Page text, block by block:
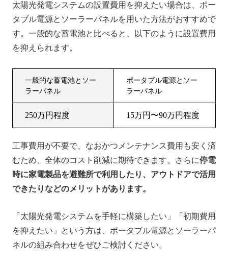
太陽光発電システムの設置費用を抑えたい場合は、ポー
タブル電源とソーラーパネルを用いた方法がおすすめで
す。一般的な蓄電池と比べると、以下のように設置費用
を抑えられます。
​​一般的な蓄電池とソー
ラーパネル
ポータブル電源とソー
ラーパネル
250万円程度 15万円〜90万円程度
工事費用が不要で、なおかつメンテナンス費用も安く済
むため、全体のコスト削減に期待できます。さらに停電
時に家電製品を避難所で利用したり、アウトドアで活用
できたりなどのメリットがあります。
「太陽光発電システムを手軽に構築したい」「初期費用
を抑えたい」という方は、ポータブル電源とソーラーパ
ネルの組み合わせをぜひご検討ください。